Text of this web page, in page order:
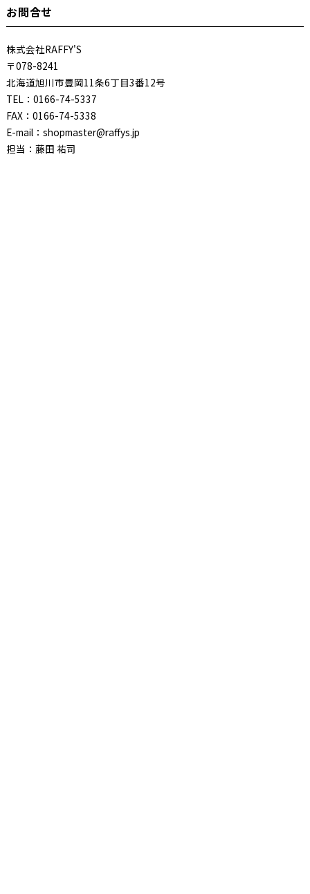
お問合せ
株式会社RAFFY'S
〒078-8241
北海道旭川市豊岡11条6丁目3番12号
TEL：0166-74-5337
FAX：0166-74-5338
E-mail：shopmaster@raffys.jp
担当：藤田 祐司